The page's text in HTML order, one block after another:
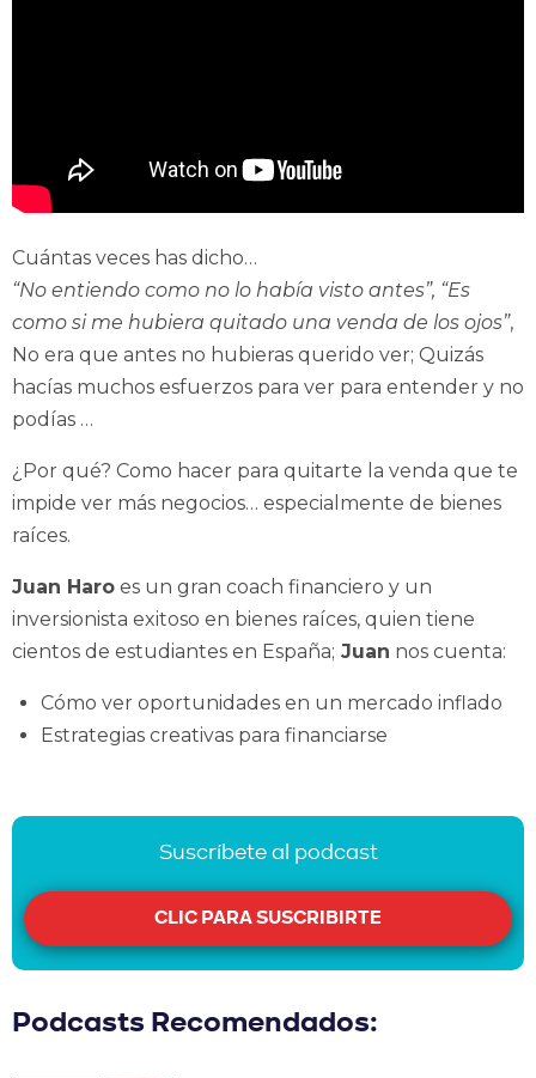
Cuántas veces has dicho…
“No entiendo como no lo había visto antes”, “Es
como si me hubiera quitado una venda de los ojos”,
No era que antes no hubieras querido ver; Quizás
hacías muchos esfuerzos para ver para entender y no
podías …
¿Por qué? Como hacer para quitarte la venda que te
impide ver más negocios… especialmente de bienes
raíces.
Juan Haro es un gran coach financiero y un
inversionista exitoso en bienes raíces, quien tiene
cientos de estudiantes en España; Juan nos cuenta:
Cómo ver oportunidades en un mercado inflado
Estrategias creativas para financiarse
Suscríbete al podcast
CLIC PARA SUSCRIBIRTE
Podcasts Recomendados: